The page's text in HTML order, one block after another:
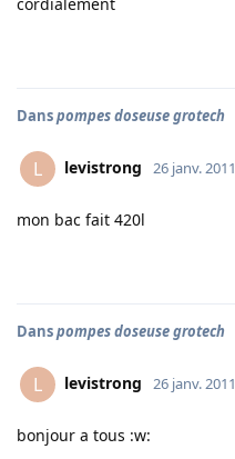
Danspompes doseuse grotech
L levistrong 26 janv. 2011
mon bac fait 420l
Danspompes doseuse grotech
L levistrong 26 janv. 2011
bonjour a tous :w: